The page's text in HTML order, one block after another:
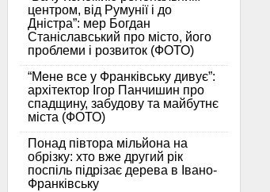
центром, від Румунії і до
Дністра”: мер Богдан
Станіславський про місто, його
проблеми і розвиток (ФОТО)
“Мене все у Франківську дивує”:
архітектор Ігор Панчишин про
спадщину, забудову та майбутнє
міста (ФОТО)
Понад півтора мільйона на
обрізку: хто вже другий рік
поспіль підрізає дерева в Івано-
Франківську